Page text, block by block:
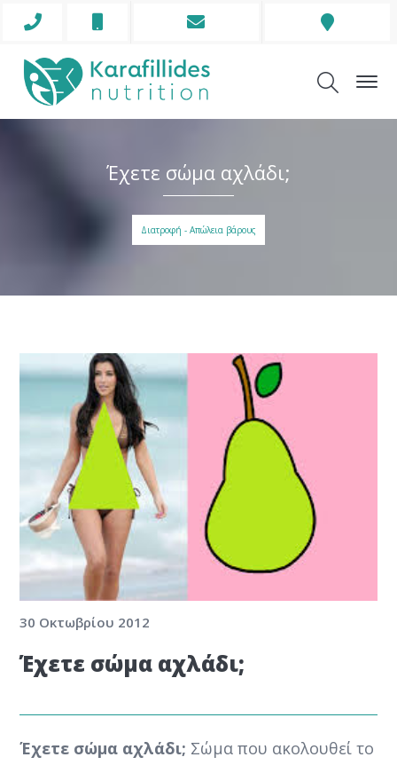
Phone
Envelope
Address
Έχετε σώμα αχλάδι;
Διατροφή - Απώλεια βάρους
30 Οκτωβρίου 2012
Έχετε σώμα αχλάδι;
Έχετε σώμα αχλάδι; Σώμα που ακολουθεί το